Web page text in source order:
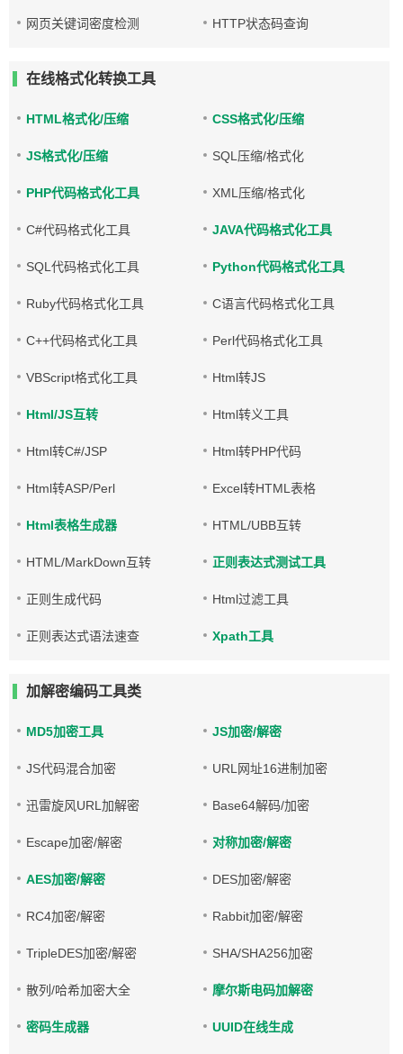
网页关键词密度检测 HTTP状态码查询
在线格式化转换工具
HTML格式化/压缩 CSS格式化/压缩
JS格式化/压缩 SQL压缩/格式化
PHP代码格式化工具 XML压缩/格式化
C#代码格式化工具 JAVA代码格式化工具
SQL代码格式化工具 Python代码格式化工具
Ruby代码格式化工具 C语言代码格式化工具
C++代码格式化工具 Perl代码格式化工具
VBScript格式化工具 Html转JS
Html/JS互转 Html转义工具
Html转C#/JSP Html转PHP代码
Html转ASP/Perl Excel转HTML表格
Html表格生成器 HTML/UBB互转
HTML/MarkDown互转 正则表达式测试工具
正则生成代码 Html过滤工具
正则表达式语法速查 Xpath工具
加解密编码工具类
MD5加密工具 JS加密/解密
JS代码混合加密 URL网址16进制加密
迅雷旋风URL加解密 Base64解码/加密
Escape加密/解密 对称加密/解密
AES加密/解密 DES加密/解密
RC4加密/解密 Rabbit加密/解密
TripleDES加密/解密 SHA/SHA256加密
散列/哈希加密大全 摩尔斯电码加解密
密码生成器 UUID在线生成